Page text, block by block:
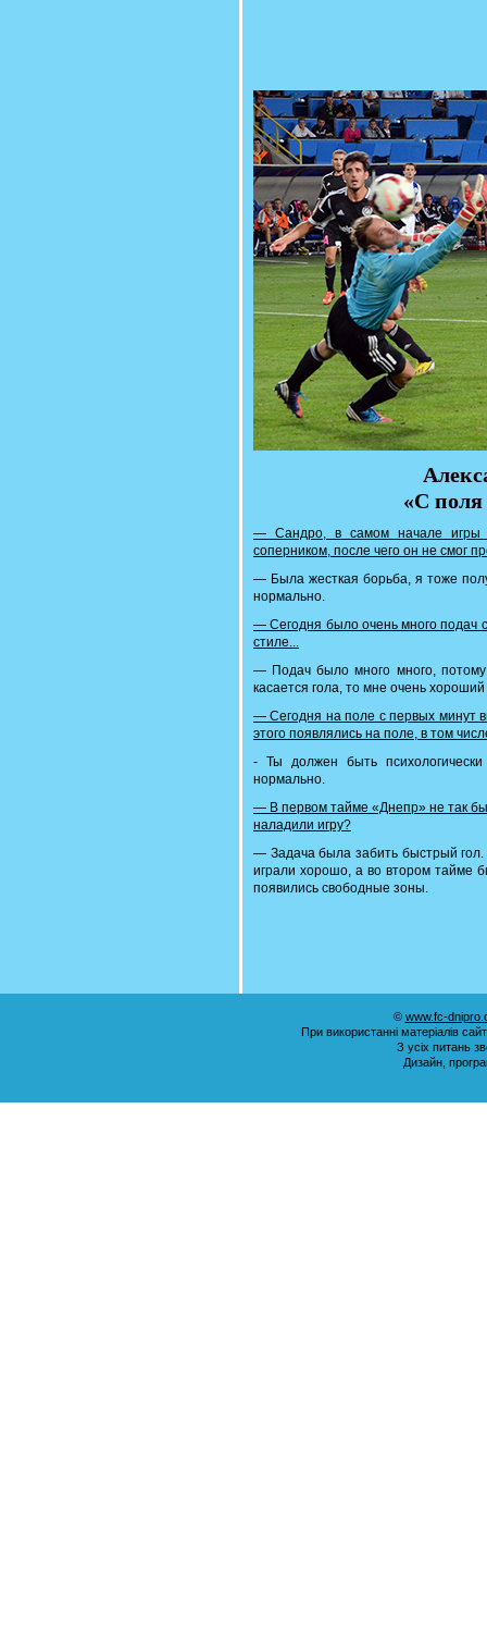
«С поля
— Сандро, в самом начале игры
соперником, после чего он не смог
— Была жесткая борьба, я тоже
нормально.
— Сегодня было очень много подач
стиле...
— Подач было много много,
касается гола, то мне очень
— Сегодня на поле с первых минут
этого появлялись на поле, в том
- Ты должен быть
нормально.
— В первом тайме «Днепр» не так
наладили игру?
— Задача была забить быстрый
играли хорошо, а во втором тайме
появились свободные зоны.
© www.fc-
При використанні матеріалів
З усіх питань
Дизайн,